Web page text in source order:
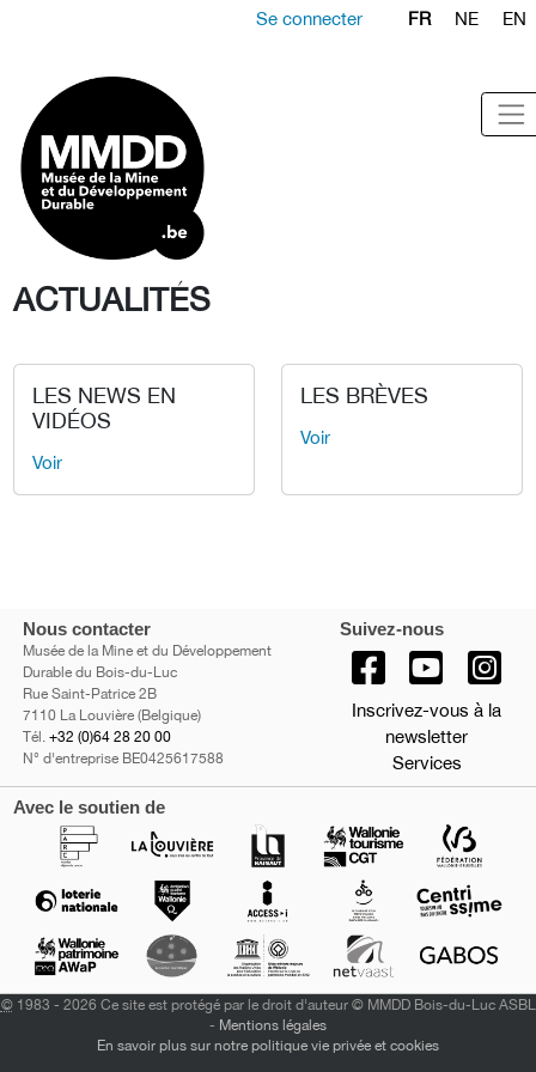
Se connecter FR NE EN
ACTUALITÉS
LES NEWS EN
VIDÉOS
Voir
LES BRÈVES
Voir
Nous contacter
Musée de la Mine et du Développement
Durable du Bois-du-Luc
Rue Saint-Patrice 2B
7110 La Louvière (Belgique)
Tél. +32 (0)64 28 20 00
N° d'entreprise BE0425617588
Suivez-nous
Inscrivez-vous à la
newsletter
Services
Avec le soutien de
©1983 - 2026 Ce site est protégé par le droit d'auteur © MMDD Bois-du-Luc ASBL
- Mentions légales
En savoir plus sur notre politique vie privée et cookies